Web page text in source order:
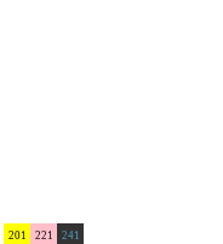
201 221
241